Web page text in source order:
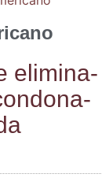
eli­mi­na­